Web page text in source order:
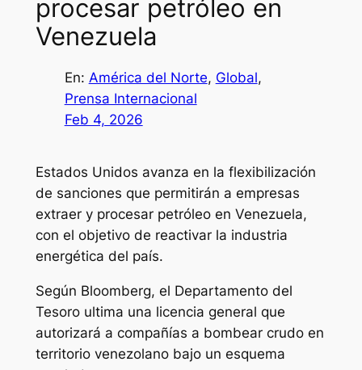
procesar petróleo en
Venezuela
En: América del Norte, Global
Prensa Internacional
Feb 4, 2026
Estados Unidos avanza en la flexibilización
de sanciones que permitirán a empresas
extraer y procesar petróleo en Venezuela,
con el objetivo de reactivar la industria
energética del país.
Según Bloomberg, el Departamento del
Tesoro ultima una licencia general que
autorizará a compañías a bombear crudo en
territorio venezolano bajo un esquema